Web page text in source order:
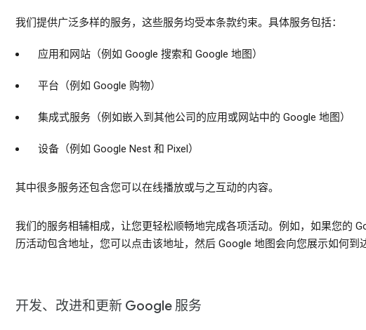
我们提供广泛多样的服务，这些服务均受本条款约束。具体服务包括：
应用和网站（例如 Google 搜索和 Google 地图）
平台（例如 Google 购物）
集成式服务（例如嵌入到其他公司的应用或网站中的 Google 地图）
设备（例如 Google Nest 和 Pixel）
其中很多服务还包含您可以在线播放或与之互动的内容。
我们的服务相辅相成，让您更轻松顺畅地完成各项活动。例如，如果您的
历活动包含地址，您可以点击该地址，然后 Google 地图会向您展示如何到
开发、改进和更新 Google 服务